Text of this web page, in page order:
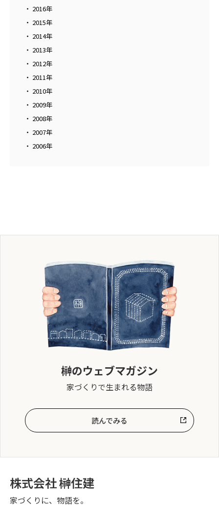
2016年
2015年
2014年
2013年
2012年
2011年
2010年
2009年
2008年
2007年
2006年
榊のウェブマガジン
家づくりで生まれる物語
読んでみる
株式会社 榊住建
家づくりに、物語を。